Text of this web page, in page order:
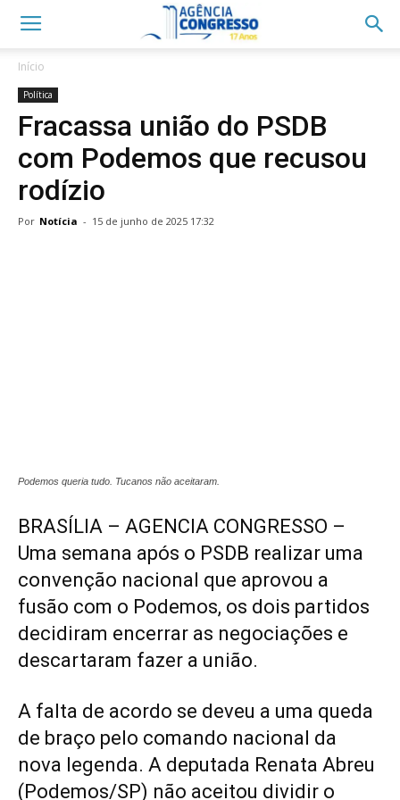
Início
Política
Fracassa união do PSDB
com Podemos que recusou
rodízio
Por Notícia - 15 de junho de 2025 17:32
Podemos queria tudo. Tucanos não aceitaram.
BRASÍLIA – AGENCIA CONGRESSO –
Uma semana após o PSDB realizar uma
convenção nacional que aprovou a
fusão com o Podemos, os dois partidos
decidiram encerrar as negociações e
descartaram fazer a união.
A falta de acordo se deveu a uma queda
de braço pelo comando nacional da
nova legenda. A deputada Renata Abreu
(Podemos/SP) não aceitou dividir o